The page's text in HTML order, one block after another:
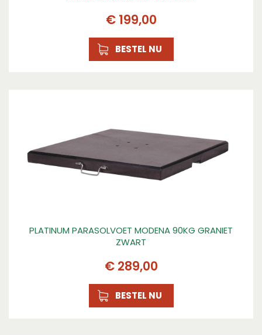
€ 199,00
BESTEL NU
PLATINUM PARASOLVOET MODENA 90KG GRANIET
ZWART
€ 289,00
BESTEL NU